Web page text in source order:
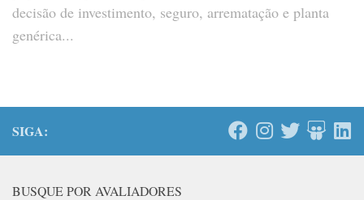
decisão de investimento, seguro, arrematação e planta
genérica...
SIGA:
BUSQUE POR AVALIADORES